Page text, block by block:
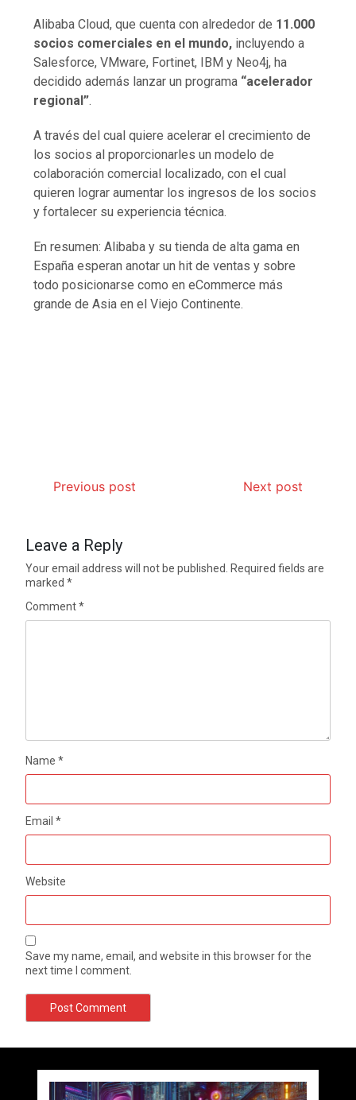
Alibaba Cloud, que cuenta con alrededor de 11.000
socios comerciales en el mundo, incluyendo a
Salesforce, VMware, Fortinet, IBM y Neo4j, ha
decidido además lanzar un programa “acelerador
regional”.
A través del cual quiere acelerar el crecimiento de
los socios al proporcionarles un modelo de
colaboración comercial localizado, con el cual
quieren lograr aumentar los ingresos de los socios
y fortalecer su experiencia técnica.
En resumen: Alibaba y su tienda de alta gama en
España esperan anotar un hit de ventas y sobre
todo posicionarse como en eCommerce más
grande de Asia en el Viejo Continente.
Previous post Next post
Leave a Reply
Your email address will not be published.
Required fields are
marked*
Comment*
Name*
Email*
Website
Save my name, email, and website in this browser for the
next time I comment.